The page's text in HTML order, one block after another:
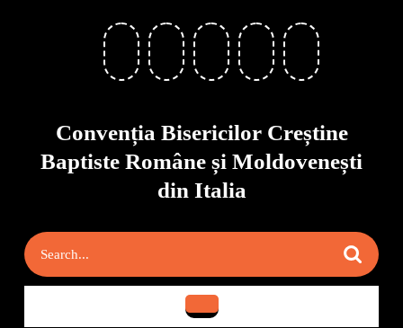
Convenția Bisericilor Creștine
Baptiste Române și Moldovenești
din Italia